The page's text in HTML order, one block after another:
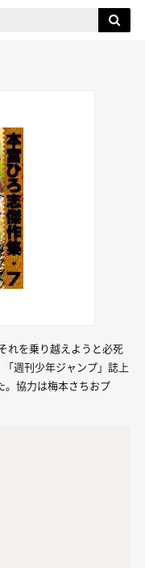
れを乗り越えようと必死
週刊少年ジャンプ」誌上
。協力は梅本さちおプ